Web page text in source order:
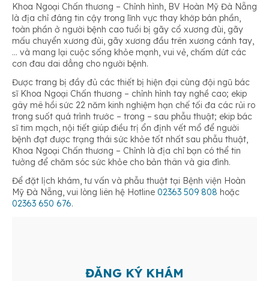
Khoa Ngoại Chấn thương – Chỉnh hình, BV Hoàn Mỹ Đà Nẵng
là địa chỉ đáng tin cậy trong lĩnh vực thay khớp bán phần,
toàn phần ở người bệnh cao tuổi bị gãy cổ xương đùi, gãy
mấu chuyển xương đùi, gãy xương đầu trên xương cánh tay,
… và mang lại cuộc sống khỏe mạnh, vui vẻ, chấm dứt các
cơn đau dai dẳng cho người bệnh.
Được trang bị đầy đủ các thiết bị hiện đại cùng đội ngũ bác
sĩ Khoa Ngoại Chấn thương – chỉnh hình tay nghề cao; ekip
gây mê hồi sức 22 năm kinh nghiệm hạn chế tối đa các rủi ro
trong suốt quá trình trước – trong – sau phẫu thuật; ekip bác
sĩ tim mạch, nội tiết giúp điều trị ổn định vết mổ để người
bệnh đạt được trạng thái sức khỏe tốt nhất sau phẫu thuật,
Khoa Ngoại Chấn thương – Chỉnh là địa chỉ bạn có thể tin
tưởng để chăm sóc sức khỏe cho bản thân và gia đình.
Để đặt lịch khám, tư vấn và phẫu thuật tại Bệnh viện Hoàn
Mỹ Đà Nẵng, vui lòng liên hệ Hotline 02363 509 808 hoặc
02363 650 676.
ĐĂNG KÝ KHÁM